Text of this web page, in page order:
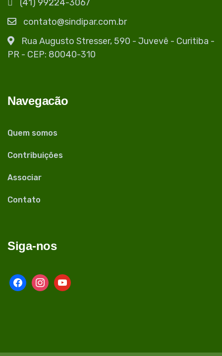
(41) 99224-3067
contato@sindipar.com.br
Rua Augusto Stresser, 590 - Juvevê - Curitiba -
PR - CEP: 80040-310
Navegacão
Quem somos
Contribuições
Associar
Contato
Siga-nos
facebookinstagram
youtube